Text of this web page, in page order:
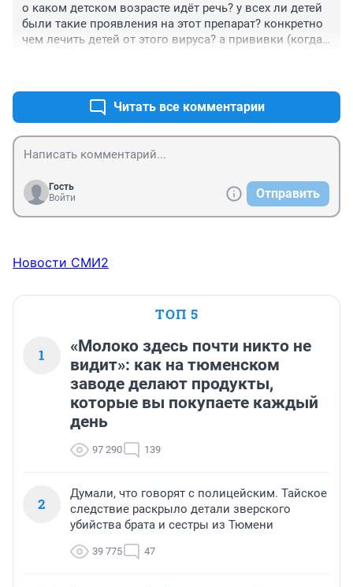
о каком детском возрасте идёт речь? у всех ли детей
были такие проявления на этот препарат? конкретно
чем лечить детей от этого вируса? а прививки (когда
Читать все комментарии
Гость
Войти
Отправить
Новости СМИ2
ТОП 5
1
«Молоко здесь почти никто не
видит»: как на тюменском
заводе делают продукты,
которые вы покупаете каждый
день
97 290 139
2
Думали, что говорят с полицейским. Тайское
следствие раскрыло детали зверского
убийства брата и сестры из Тюмени
39 775 47